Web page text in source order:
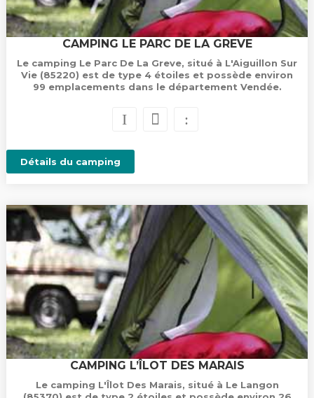
CAMPING LE PARC DE LA GREVE
Le camping Le Parc De La Greve, situé à L'Aiguillon Sur
Vie (85220) est de type 4 étoiles et possède environ
99 emplacements dans le département Vendée.
Détails du camping
CAMPING L’ÎLOT DES MARAIS
Le camping L'Îlot Des Marais, situé à Le Langon